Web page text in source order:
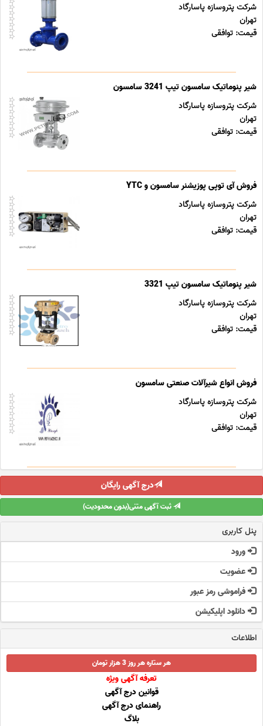
شرکت پتروسازه پاسارگاد
تهران
قیمت: توافقی
شیر پنوماتیک سامسون تیپ 3241 سامسون
شرکت پتروسازه پاسارگاد
تهران
قیمت: توافقی
فروش آی توپی پوزیشنر سامسون و YTC
شرکت پتروسازه پاسارگاد
تهران
قیمت: توافقی
شیر پنوماتیک سامسون تیپ 3321
شرکت پتروسازه پاسارگاد
تهران
قیمت: توافقی
فروش انواع شیرآلات صنعتی سامسون
شرکت پتروسازه پاسارگاد
تهران
قیمت: توافقی
درج آگهی رایگان
ثبت آگهی متنی(بدون محدودیت)
پنل کاربری
ورود
عضویت
فراموشی رمز عبور
دانلود اپلیکیشن
اطلاعات
هر ستاره هر روز 3 هزار تومان
تعرفه آگهی ویژه
قوانین درج آگهی
راهنمای درج آگهی
بلاگ